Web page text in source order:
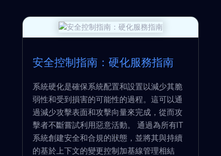
安全控制指南：硬化服務指南
系統硬化是確保系統配置和設置以減少其脆
弱性和受到損害的可能性的過程。這可以通
過減少攻擊表面和攻擊向量來完成，從而攻
擊者不斷嘗試利用惡意活動。 通過為所有IT
系統創建安全和合規的狀態，並將其與持續
的基於上下文的變更控制加基線管理相結